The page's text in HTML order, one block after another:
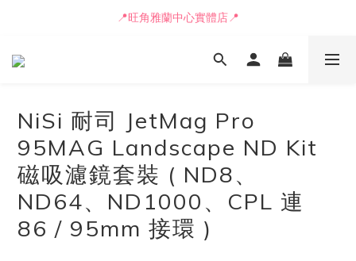
📒🖋️報價單 / 採購表格🖋️📒
📍旺角雅蘭中心實體店📍
🚛最快可即日安排貨車送到💨
NiSi 耐司 JetMag Pro
95MAG Landscape ND Kit
磁吸濾鏡套裝 ( ND8、
ND64、ND1000、CPL 連
86 / 95mm 接環 )